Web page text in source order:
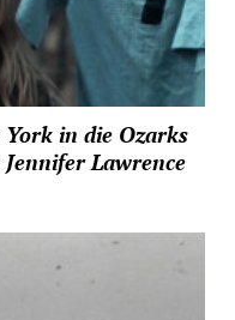
in die Ozarks
Lawrence